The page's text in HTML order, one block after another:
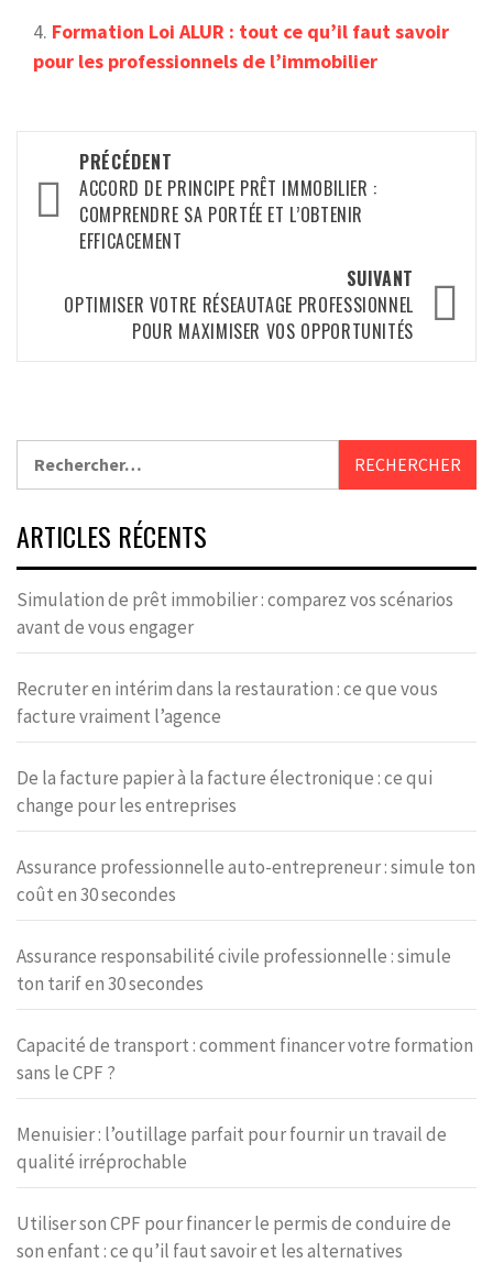
Formation Loi ALUR : tout ce qu’il faut savoir
pour les professionnels de l’immobilier
Navigation
d’article
PRÉCÉDENT
ACCORD DE PRINCIPE PRÊT IMMOBILIER :
COMPRENDRE SA PORTÉE ET L’OBTENIR
EFFICACEMENT
SUIVANT
OPTIMISER VOTRE RÉSEAUTAGE PROFESSIONNEL
POUR MAXIMISER VOS OPPORTUNITÉS
ARTICLES RÉCENTS
Simulation de prêt immobilier : comparez vos scénarios
avant de vous engager
Recruter en intérim dans la restauration : ce que vous
facture vraiment l’agence
De la facture papier à la facture électronique : ce qui
change pour les entreprises
Assurance professionnelle auto-entrepreneur : simule ton
coût en 30 secondes
Assurance responsabilité civile professionnelle : simule
ton tarif en 30 secondes
Capacité de transport : comment financer votre formation
sans le CPF ?
Menuisier : l’outillage parfait pour fournir un travail de
qualité irréprochable
Utiliser son CPF pour financer le permis de conduire de
son enfant : ce qu’il faut savoir et les alternatives